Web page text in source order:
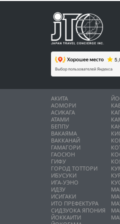
АКИТА
АОМОРИ
АСИКАГА
АТАМИ
БЕППУ
ВАКАЯМА
ВАККАНАЙ
ГАМАГОРИ
ГАОСЮН
ГИФУ
ГОРОД ТОТТОРИ
ИБУСУКИ
ИГА-УЭНО
ИДЗУ
ИСИГАКИ
ИТО ПРЕФЕКТУРА
СИДЗУОКА ЯПОНИЯ
ЙОККАИТИ